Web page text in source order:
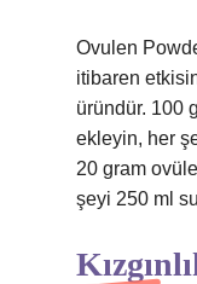
Ovulen
itibaren
üründür. 100
ekleyin, her
20 gram
şeyi 250 ml